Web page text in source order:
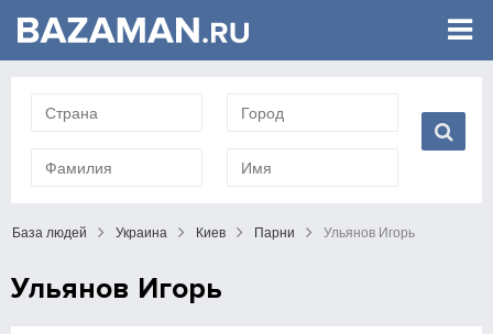
База людей Украина Киев Парни Ульянов Игорь
Ульянов Игорь